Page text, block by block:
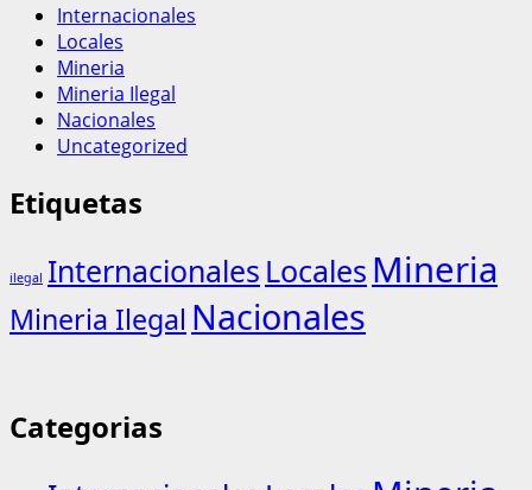
Internacionales
Locales
Mineria
Mineria Ilegal
Nacionales
Uncategorized
Etiquetas
ilegal Internacionales Locales Mineria
Mineria Ilegal Nacionales
Categorias